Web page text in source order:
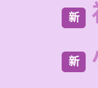
新
新